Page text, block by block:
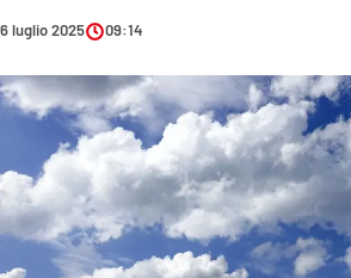
SOCIETÀ
CULTURA
ECONOMIA E LAVORO
EVENTI
6 luglio 2025 09:14